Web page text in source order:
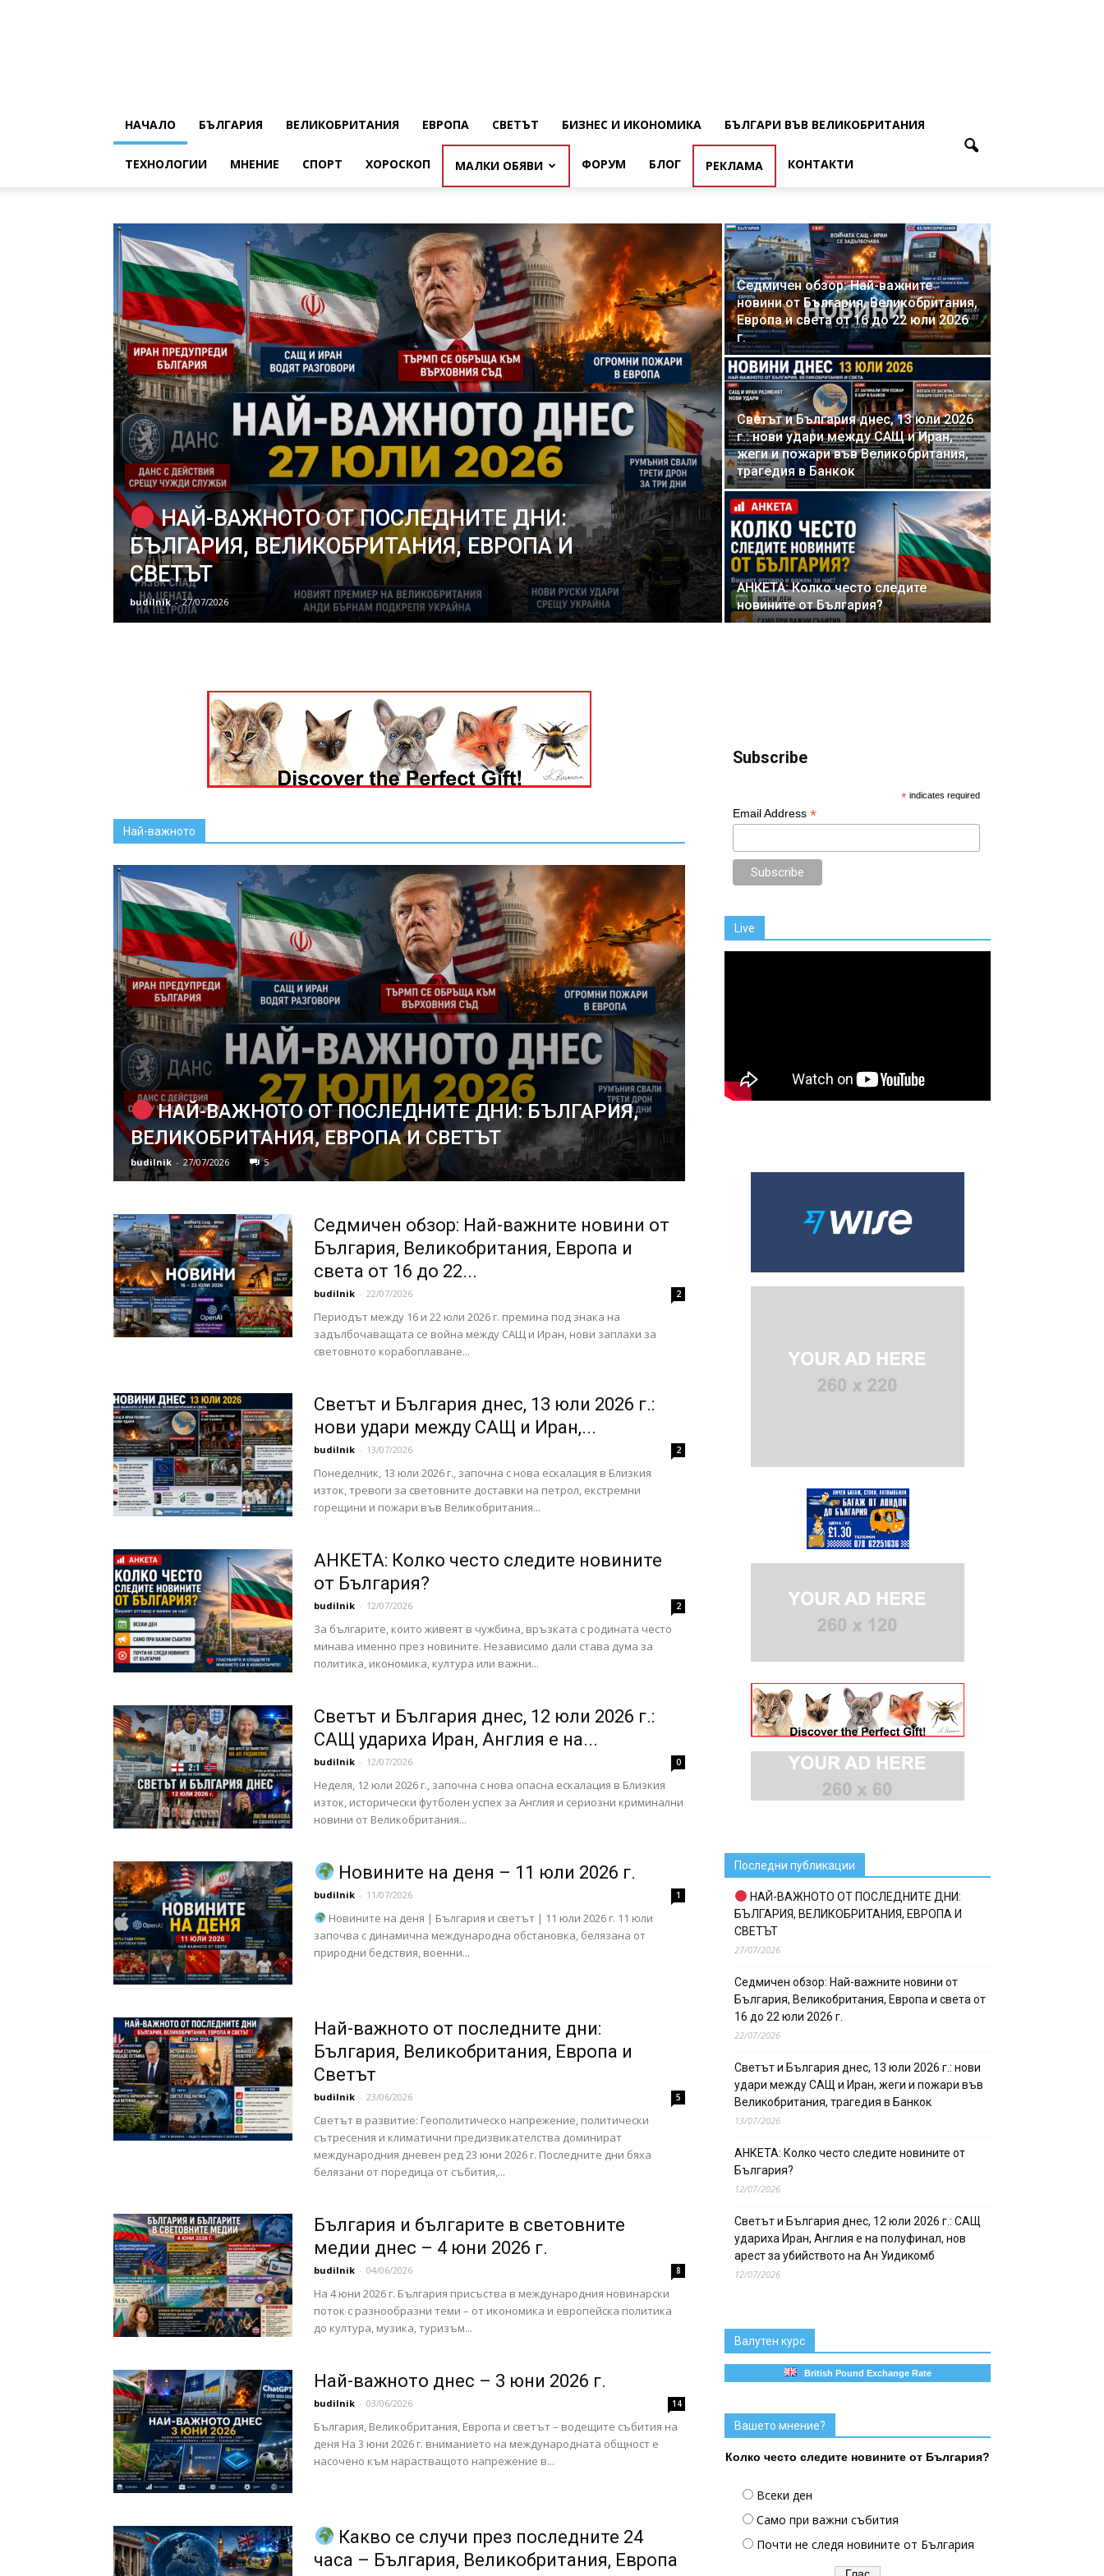
НАЧАЛО БЪЛГАРИЯ ВЕЛИКОБРИТАНИЯ ЕВРОПА СВЕТЪТ БИЗНЕС И ИКОНОМИКА БЪЛГАРИ ВЪВ ВЕЛИКОБРИТАНИЯ
ТЕХНОЛОГИИ МНЕНИЕ СПОРТ ХОРОСКОП МАЛКИ ОБЯВИ ФОРУМ БЛОГ РЕКЛАМА КОНТАКТИ
НАЙ-ВАЖНОТО ОТ ПОСЛЕДНИТЕ ДНИ:
БЪЛГАРИЯ, ВЕЛИКОБРИТАНИЯ, ЕВРОПА И
СВЕТЪТ
budilnik - 27/07/2026
Седмичен обзор: Най-важните
новини от България, Великобритания,
Европа и света от 16 до 22 юли 2026
г.
Светът и България днес, 13 юли 2026
г.: нови удари между САЩ и Иран,
жеги и пожари във Великобритания,
трагедия в Банкок
АНКЕТА: Колко често следите
новините от България?
Най-важното
НАЙ-ВАЖНОТО ОТ ПОСЛЕДНИТЕ ДНИ: БЪЛГАРИЯ,
ВЕЛИКОБРИТАНИЯ, ЕВРОПА И СВЕТЪТ
budilnik - 27/07/2026 5
Седмичен обзор: Най-важните новини от
България, Великобритания, Европа и
света от 16 до 22...
budilnik - 22/07/2026 2
Периодът между 16 и 22 юли 2026 г. премина под знака на
задълбочаващата се война между САЩ и Иран, нови заплахи за
световното корабоплаване...
Светът и България днес, 13 юли 2026 г.:
нови удари между САЩ и Иран,...
budilnik - 13/07/2026 2
Понеделник, 13 юли 2026 г., започна с нова ескалация в Близкия
изток, тревоги за световните доставки на петрол, екстремни
горещини и пожари във Великобритания...
АНКЕТА: Колко често следите новините
от България?
budilnik - 12/07/2026 2
За българите, които живеят в чужбина, връзката с родината често
минава именно през новините. Независимо дали става дума за
политика, икономика, култура или важни...
Светът и България днес, 12 юли 2026 г.:
САЩ удариха Иран, Англия е на...
budilnik - 12/07/2026 0
Неделя, 12 юли 2026 г., започна с нова опасна ескалация в Близкия
изток, исторически футболен успех за Англия и сериозни криминални
новини от Великобритания...
Новините на деня – 11 юли 2026 г.
budilnik - 11/07/2026 1
Новините на деня | България и светът | 11 юли 2026 г. 11 юли
започва с динамична международна обстановка, белязана от
природни бедствия, военни...
Най-важното от последните дни:
България, Великобритания, Европа и
Светът
budilnik - 23/06/2026 5
Светът в развитие: Геополитическо напрежение, политически
сътресения и климатични предизвикателства доминират
международния дневен ред 23 юни 2026 г. Последните дни бяха
белязани от поредица от събития,...
България и българите в световните
медии днес – 4 юни 2026 г.
budilnik - 04/06/2026 8
На 4 юни 2026 г. България присъства в международния новинарски
поток с разнообразни теми – от икономика и европейска политика
до култура, музика, туризъм...
Най-важното днес – 3 юни 2026 г.
budilnik - 03/06/2026 14
България, Великобритания, Европа и светът – водещите събития на
деня На 3 юни 2026 г. вниманието на международната общност е
насочено към нарастващото напрежение в...
Какво се случи през последните 24
часа – България, Великобритания, Европа
Subscribe
* indicates required
Email Address *
Live
Последни публикации
НАЙ-ВАЖНОТО ОТ ПОСЛЕДНИТЕ ДНИ:
БЪЛГАРИЯ, ВЕЛИКОБРИТАНИЯ, ЕВРОПА И
СВЕТЪТ
27/07/2026
Седмичен обзор: Най-важните новини от
България, Великобритания, Европа и света от
16 до 22 юли 2026 г.
22/07/2026
Светът и България днес, 13 юли 2026 г.: нови
удари между САЩ и Иран, жеги и пожари във
Великобритания, трагедия в Банкок
13/07/2026
АНКЕТА: Колко често следите новините от
България?
12/07/2026
Светът и България днес, 12 юли 2026 г.: САЩ
удариха Иран, Англия е на полуфинал, нов
арест за убийството на Ан Уидикомб
12/07/2026
Валутен курс
British Pound Exchange Rate
Вашето мнение?
Колко често следите новините от България?
Всеки ден
Само при важни събития
Почти не следя новините от България